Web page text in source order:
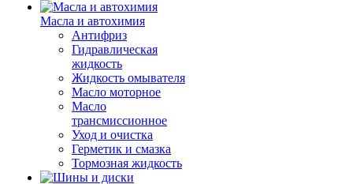
Масла и автохимия
Антифриз
Гидравлическая
жидкость
Жидкость омывателя
Масло моторное
Масло
трансмиссионное
Уход и очистка
Герметик и смазка
Тормозная жидкость